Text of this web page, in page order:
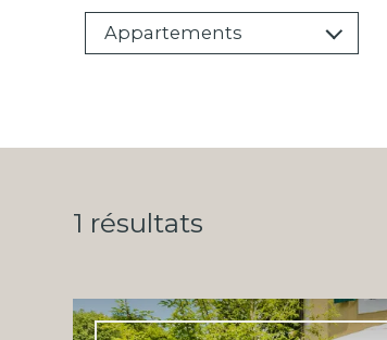
Appartements
1 résultats